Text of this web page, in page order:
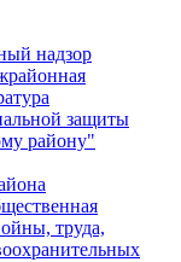
надзор
защиты
району"
труда,